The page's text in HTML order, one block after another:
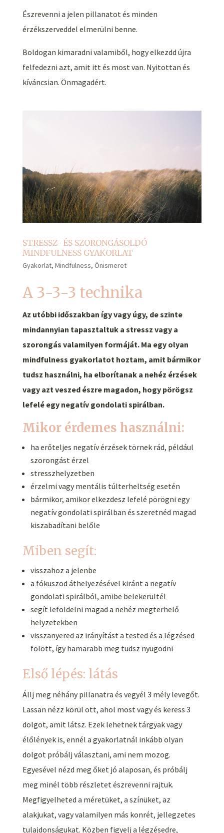
Észrevenni a jelen pillanatot és minden
érzékszerveddel elmerülni benne.
Boldogan kimaradni valamiből, hogy elkezdd újra
felfedezni azt, amit itt és most van. Nyitottan és
kíváncsian. Önmagadért.
STRESSZ- ÉS SZORONGÁSOLDÓ
MINDFULNESS GYAKORLAT
Gyakorlat, Mindfulness, Önismeret
A 3-3-3 technika
Az utóbbi időszakban így vagy úgy, de szinte
mindannyian tapasztaltuk a stressz vagy a
szorongás valamilyen formáját. Ma egy olyan
mindfulness gyakorlatot hoztam, amit bármikor
tudsz használni, ha elborítanak a nehéz érzések
vagy azt veszed észre magadon, hogy pörögsz
lefelé egy negatív gondolati spirálban.
Mikor érdemes használni:
ha erőteljes negatív érzések törnek rád, például
szorongást érzel
stresszhelyzetben
érzelmi vagy mentális túlterheltség esetén
bármikor, amikor elkezdesz lefelé pörögni egy
negatív gondolati spirálban és szeretnéd magad
kiszabadítani belőle
Miben segít:
visszahoz a jelenbe
a fókuszod áthelyezésével kiránt a negatív
gondolati spirálból, amibe belekerültél
segít leföldelni magad a nehéz megterhelő
helyzetekben
visszanyered az irányítást a tested és a légzésed
fölött, így hamarabb meg tudsz nyugodni
Első lépés: látás
Állj meg néhány pillanatra és vegyél 3 mély levegőt.
Lassan nézz körül ott, ahol most vagy és keress 3
dolgot, amit látsz. Ezek lehetnek tárgyak vagy
élőlények is, ennél a gyakorlatnál inkább olyan
dolgot próbálj választani, ami nem mozog.
Egyesével nézd meg őket jó alaposan, és próbálj
meg minél több részletet észrevenni rajtuk.
Megfigyelheted a méretüket, a színüket, az
alakjukat, vagy valamilyen más konrét, jellegzetes
tulajdonságukat. Közben figyelj a légzésedre,